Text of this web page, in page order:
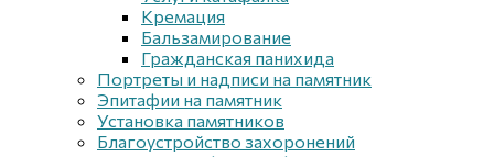
Кремация
Бальзамирование
Гражданская панихида
Портреты и надписи на памятник
Эпитафии на памятник
Установка памятников
Благоустройство захоронений